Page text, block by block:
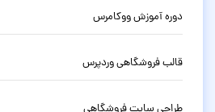
دوره آموزش ووکامرس
قالب فروشگاهی وردپرس